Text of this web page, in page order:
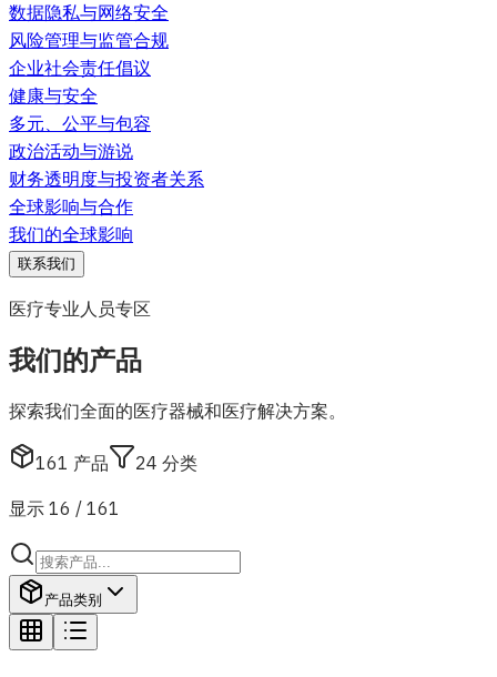
数据隐私与网络安全
风险管理与监管合规
企业社会责任倡议
健康与安全
多元、公平与包容
政治活动与游说
财务透明度与投资者关系
全球影响与合作
我们的全球影响
联系我们
医疗专业人员专区
我们的产品
探索我们全面的医疗器械和医疗解决方案。
161 产品 24 分类
显示 16 / 161
产品类别